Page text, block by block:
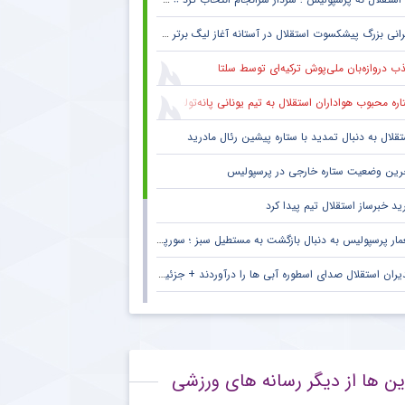
بزرگ پیشکسوت استقلال در آستانه آغاز لیگ برتر + جزئیات
دروازه‌بان ملی‌پوش ترکیه‌ای توسط سلتا
محبوب هواداران استقلال به تیم یونانی پانه‌تولیکوس پیوست
به دنبال تمدید با ستاره پیشین رئال مادرید
وضعیت ستاره خارجی در پرسپولیس
خبرساز استقلال تیم پیدا کرد
پرسپولیس به دنبال بازگشت به مستطیل سبز ؛ سورپرایز بزرگ در راه است ؟ + جزئیات
استقلال صدای اسطوره آبی ها را درآوردند + جزئیات
تند آقای پیشکسوت به درخواست جنجالی ستاره استقلال + جزئیات
ها از دیگر رسانه های ورزشی